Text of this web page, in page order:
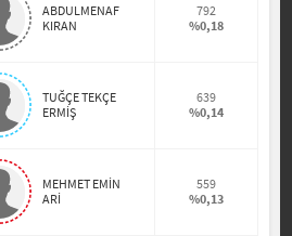
ABDULMENAF
KIRAN
792
%0,18
TUĞÇE TEKÇE
ERMİŞ
639
%0,14
MEHMET EMİN
ARİ
559
%0,13